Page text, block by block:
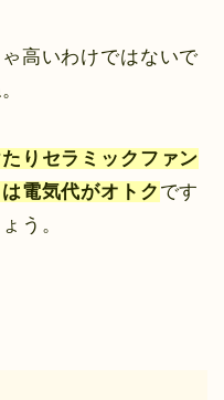
高いわけではないで
りセラミックファン
電気代がオトク です
う。